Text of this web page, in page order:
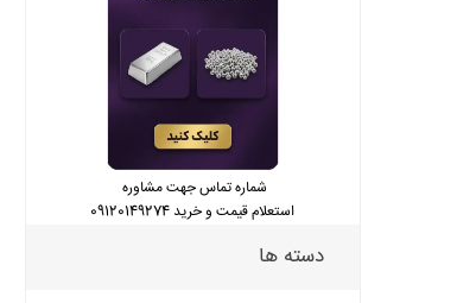
شماره تماس جهت مشاوره
استعلام قیمت و خرید 09120149274
دسته ها